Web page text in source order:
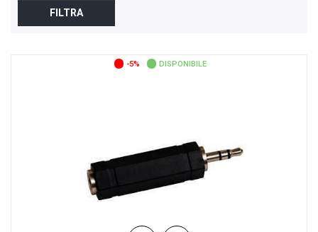
FILTRA
-5% DISPONIBILE